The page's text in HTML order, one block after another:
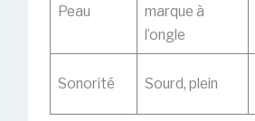
Peau
marque à
l’ongle
Sonorité Sourd, plein